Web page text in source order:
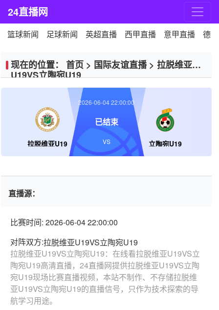
24直播网
篮球新闻 足球新闻 英超直播 西甲直播 意甲直播 德
现在的位置： 首页 > 国际友谊直播> 拉脱维亚
U19VS立陶宛U19
拉脱维亚U19 立陶宛U19
2026-06-04 22:00:00
已结束
VS
直播源：
比赛时间: 2026-06-04 22:00:00
对阵双方:拉脱维亚U19VS立陶宛U19
拉脱维亚U19VS立陶宛U19：在线看拉脱维亚U19VS立
陶宛U19高清直播，24直播网提供拉脱维亚U19VS立陶
宛U19现场比赛直播视频，本站不制作、不存储拉脱维
亚U19VS立陶宛U19的直播信号，只作为技术探索的导
航学习用途。